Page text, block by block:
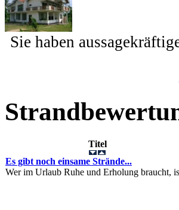
Sie haben
Titel
Es gibt noch einsame Strände...
Wer im Urlaub Ruhe und Erholung braucht,